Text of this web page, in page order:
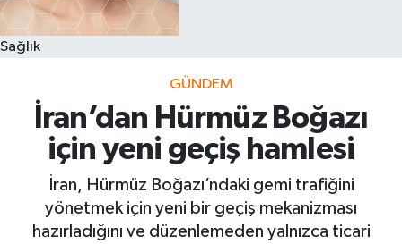
Sağlık
GÜNDEM
İran’dan Hürmüz Boğazı
için yeni geçiş hamlesi
İran, Hürmüz Boğazı’ndaki gemi trafiğini
yönetmek için yeni bir geçiş mekanizması
hazırladığını ve düzenlemeden yalnızca ticari